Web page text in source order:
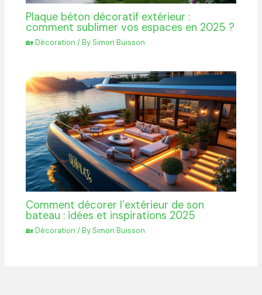
Plaque béton décoratif extérieur :
comment sublimer vos espaces en 2025 ?
🏡 Décoration / By Simon Buisson
Comment décorer l’extérieur de son
bateau : idées et inspirations 2025
🏡 Décoration / By Simon Buisson